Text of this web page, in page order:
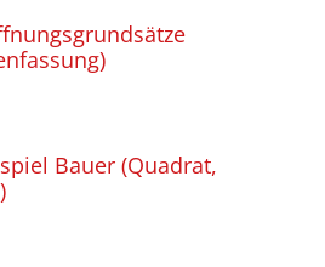
Bauer (Quadrat,